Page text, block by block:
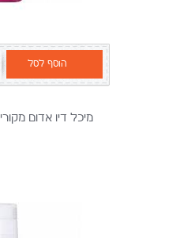
הוסף לסל
מיכל דיו אדום מקורי CANON GI41 M